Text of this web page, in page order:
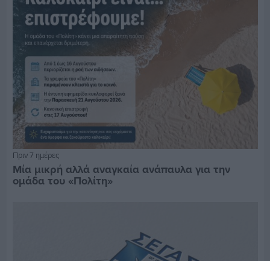
Πριν 7 ημέρες
Μία μικρή αλλά αναγκαία ανάπαυλα για την
ομάδα του «Πολίτη»